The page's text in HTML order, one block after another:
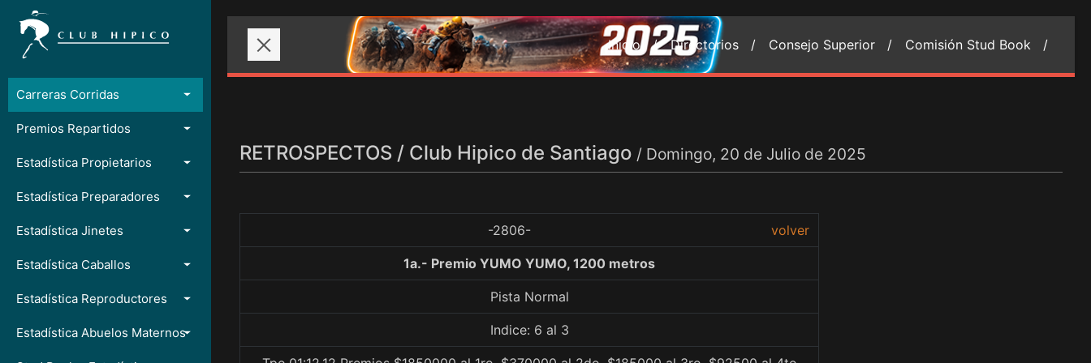
Carreras Corridas
Premios Repartidos
Estadística Propietarios
Estadística Preparadores
Estadística Jinetes
Estadística Caballos
Estadística Reproductores
Estadística Abuelos Maternos
Inicio / Directorios / Consejo Superior / Comisión Stud Book /
RETROSPECTOS / Club Hipico de Santiago / Domingo, 20 de Julio de 2025
-2806- volver
1a.- Premio YUMO YUMO, 1200 metros
Pista Normal
Indice: 6 al 3